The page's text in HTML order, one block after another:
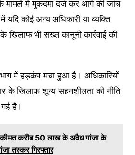
मामले में मुकदमा दर्ज कर आगे की जांच
यदि कोई अन्य अधिकारी या व्यक्ति
खिलाफ भी सख्त कानूनी कार्रवाई की
में हड़कंप मचा हुआ है। अधिकारियों
के खिलाफ शून्य सहनशीलता की नीति
है।
कीमत करीब 50 लाख के अवैध गांजा के
तस्कर गिरफ्तार